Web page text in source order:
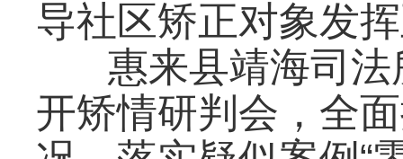
导社区矫正对象发
惠来县靖海司
开矫情研判会，全